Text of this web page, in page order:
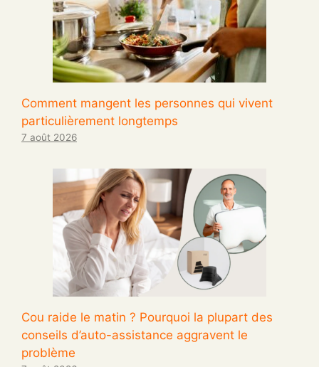
Comment mangent les personnes qui vivent
particulièrement longtemps
7 août 2026
Cou raide le matin ? Pourquoi la plupart des
conseils d’auto-assistance aggravent le
problème